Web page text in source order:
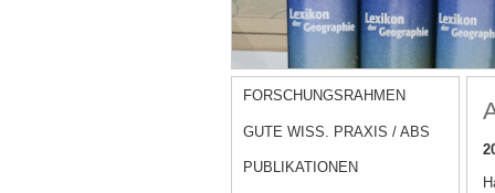
FORSCHUNGSRAHMEN
GUTE WISS. PRAXIS / ABS
PUBLIKATIONEN